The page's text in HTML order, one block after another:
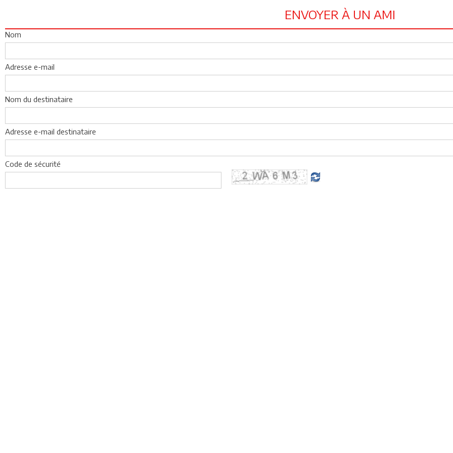
ENVOYER À UN AMI
Nom
Adresse e-mail
Nom du destinataire
Adresse e-mail destinataire
Code de sécurité